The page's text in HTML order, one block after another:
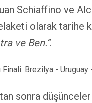
Schiaffino ve
olarak tarihe
ve Ben.”.
sonra